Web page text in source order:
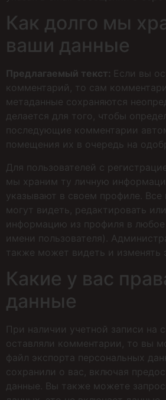
Как долго мы
ваши данные
Предлагаемый текст: Если вы
комментарий, то сам
метаданные сохраняются
делается для того, чтобы
последующие комментарии
помещения их в очередь на
Для пользователей с
мы храним ту личную
указывают в своем профиле. Все
могут видеть, редактировать
информацию из профиля в
имени пользователя).
также может видеть и изменять
Какие у вас
данные
При наличии учетной записи на
оставляли комментарии, то вы
файл экспорта персональных
сохранили о вас, включая
данные. Вы также можете